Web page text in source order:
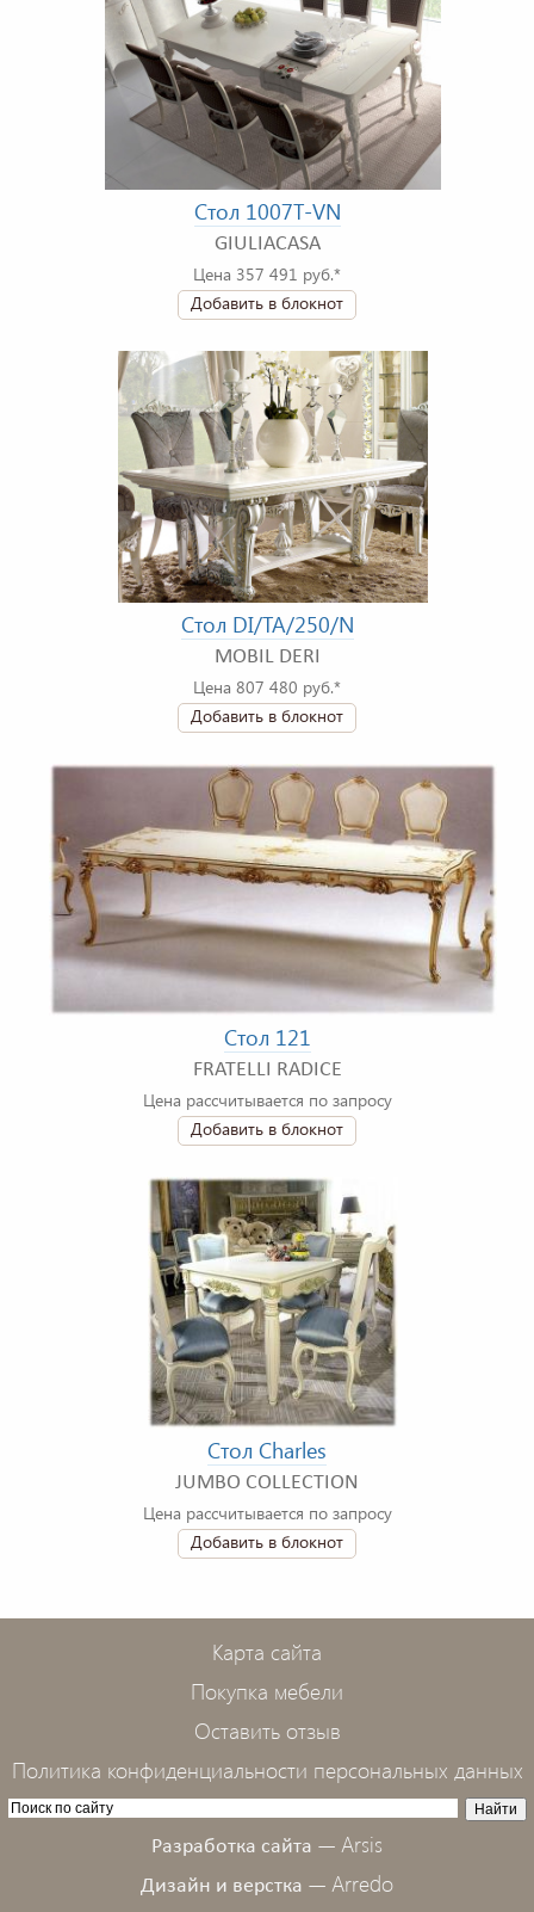
Стол 1007T-VN
GIULIACASA
Цена 357 491 руб.*
Добавить в блокнот
Стол DI/TA/250/N
MOBIL DERI
Цена 807 480 руб.*
Добавить в блокнот
Стол 121
FRATELLI RADICE
Цена рассчитывается по запросу
Добавить в блокнот
Стол Charles
JUMBO COLLECTION
Цена рассчитывается по запросу
Добавить в блокнот
Карта сайта
Покупка мебели
Оставить отзыв
Политика конфиденциальности персональных данных
Разработка сайта — Arsis
Дизайн и верстка — Arredo